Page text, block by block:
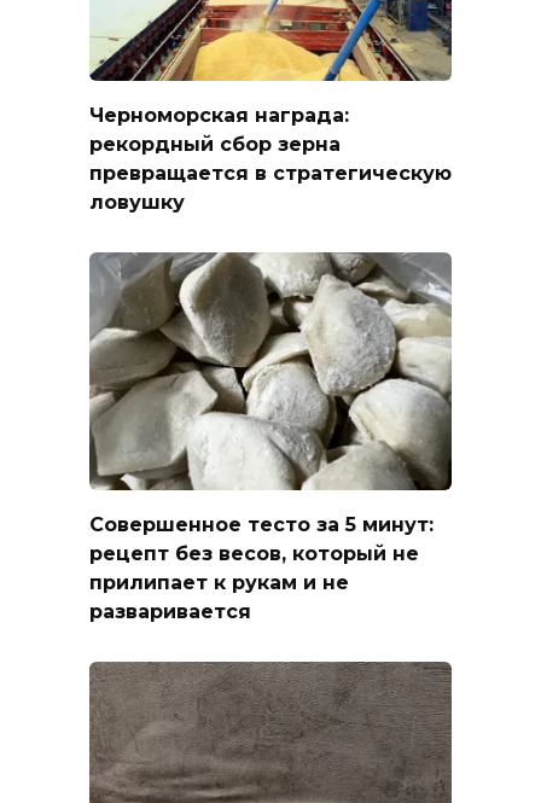
Черноморская награда:
рекордный сбор зерна
превращается в стратегическую
ловушку
Совершенное тесто за 5 минут:
рецепт без весов, который не
прилипает к рукам и не
разваривается